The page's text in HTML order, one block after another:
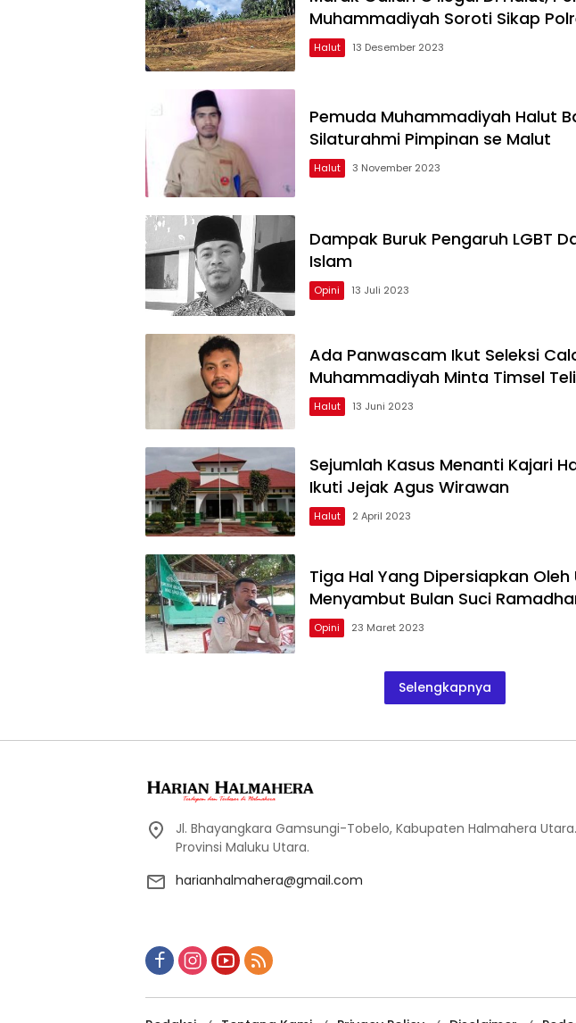
Muhammadiyah Soroti Sikap
Halut 13 Desember 2023
Pemuda Muhammadiyah Halut
Silaturahmi Pimpinan se Malut
Halut 3 November 2023
Dampak Buruk Pengaruh LGBT
Islam
Opini 13 Juli 2023
Ada Panwascam Ikut Seleksi
Muhammadiyah Minta Timsel
Halut 13 Juni 2023
Sejumlah Kasus Menanti Kajari
Ikuti Jejak Agus Wirawan
Halut 2 April 2023
Tiga Hal Yang Dipersiapkan
Menyambut Bulan Suci
Opini 23 Maret 2023
Selengkapnya
Jl. Bhayangkara Gamsungi-Tobelo, Kabupaten Halmahera Utara.
Provinsi Maluku Utara.
harianhalmahera@gmail.com